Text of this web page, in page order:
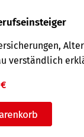
verständlich